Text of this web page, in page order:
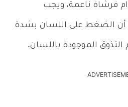
فرشاة ناعمة، ويجب
الضغط على اللسان بشدة
الموجودة باللسان.